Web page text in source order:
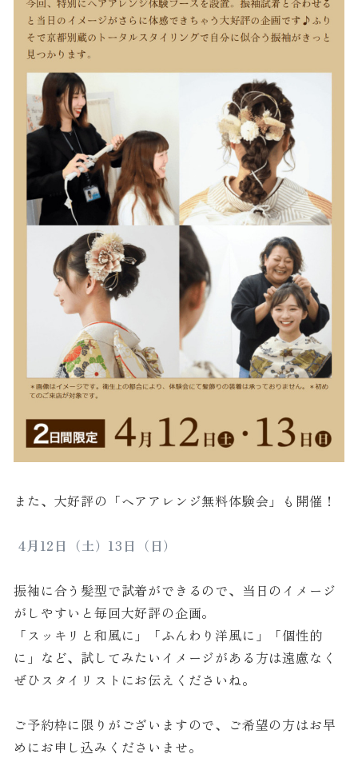
また、大好評の「ヘアアレンジ無料体験会」も開催！
4月12日（土）13日（日）
振袖に合う髪型で試着ができるので、当日のイメージ
がしやすいと毎回大好評の企画。
「スッキリと和風に」「ふんわり洋風に」「個性的
に」など、試してみたいイメージがある方は遠慮なく
ぜひスタイリストにお伝えくださいね。
ご予約枠に限りがございますので、ご希望の方はお早
めにお申し込みくださいませ。